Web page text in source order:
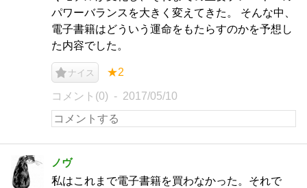
パワーバランスを大きく変えてきた。 そんな中、
電子書籍はどういう運命をもたらすのかを予想し
た内容でした。
ナイス ★2
コメント(0) 2017/05/10
ノヴ
私はこれまで電子書籍を買わなかった。それで